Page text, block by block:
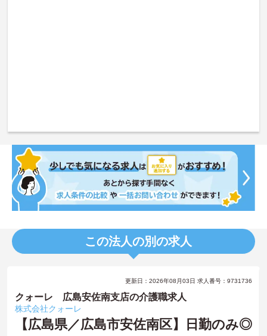
この法人の別の求人
更新日：2026年08月03日 求人番号：9731736
クォーレ 広島安佐南支店の介護職求人
株式会社クォーレ
【広島県／広島市安佐南区】日勤のみ◎